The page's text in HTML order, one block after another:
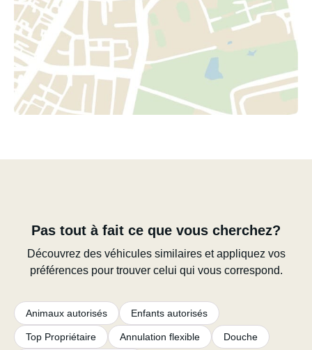
Pas tout à fait ce que vous cherchez?
Découvrez des véhicules similaires et appliquez vos
préférences pour trouver celui qui vous correspond.
Animaux autorisés Enfants autorisés
Top Propriétaire Annulation flexible Douche